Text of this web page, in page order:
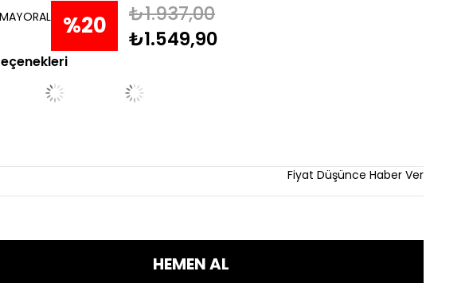
MAYORAL %20
İndirim
₺1.937,00
₺1.549,90
Fiyat Düşünce Haber Ver